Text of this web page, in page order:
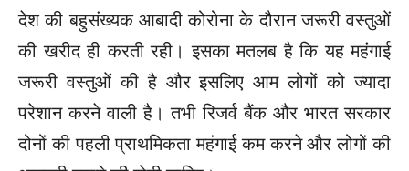
देश की बहुसंख्यक आबादी कोरोना के दौरान जरूरी वस्तुओं
की खरीद ही करती रही। इसका मतलब है कि यह महंगाई
जरूरी वस्तुओं की है और इसलिए आम लोगों को ज्यादा
परेशान करने वाली है। तभी रिजर्व बैंक और भारत सरकार
दोनों की पहली प्राथमिकता महंगाई कम करने और लोगों की